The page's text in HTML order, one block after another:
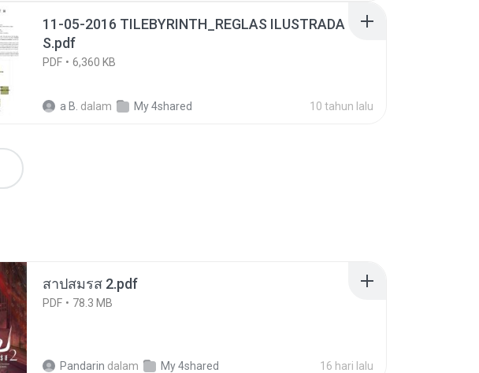
11-05-2016 TILEBYRINTH_REGLAS ILUSTRADA
S.pdf
PDF 6,360 KB
a B. dalam My 4shared 10 tahun lalu
สาปสมรส 2.pdf
PDF 78.3 MB
Pandarin dalam My 4shared 16 hari lalu